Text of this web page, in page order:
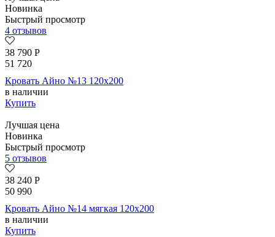
Новинка
Быстрый просмотр
4 отзывов
38 790 Р
51 720
Кровать Айно №13 120х200
в наличии
Купить
Лучшая цена
Новинка
Быстрый просмотр
5 отзывов
38 240 Р
50 990
Кровать Айно №14 мягкая 120х200
в наличии
Купить